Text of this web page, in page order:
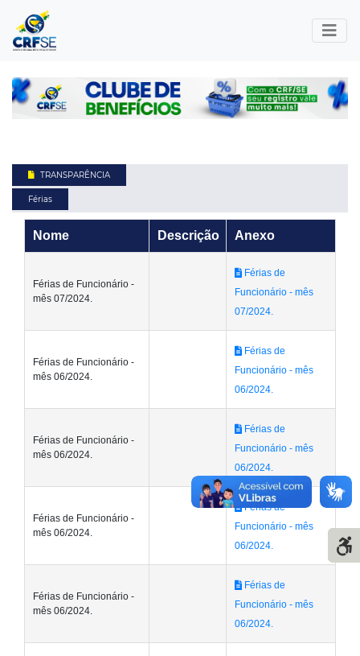
TRANSPARÊNCIA
Férias
Nome Descrição Anexo
Férias de Funcionário -
mês 07/2024.
Férias de
Funcionário - mês
07/2024.
Férias de Funcionário -
mês 06/2024.
Férias de
Funcionário - mês
06/2024.
Férias de Funcionário -
mês 06/2024.
Férias de
Funcionário - mês
06/2024.
Férias de Funcionário -
mês 06/2024.
Férias de
Funcionário - mês
06/2024.
Férias de Funcionário -
mês 06/2024.
Férias de
Funcionário - mês
06/2024.